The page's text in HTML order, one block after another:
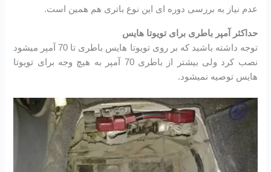
عدم نیاز به بررسی دوره ای این نوع باتری هم همین است.
حداکثر آمپر باطری برای تویوتا هایس
توجه داشته باشید که بر روی تویوتا هایس باطری تا 70 آمپر میشود
نصب کرد ولی بیشتر از باطری 70 آمپر به هیچ وجه برای تویوتا
هایس توصیه نمیشود.